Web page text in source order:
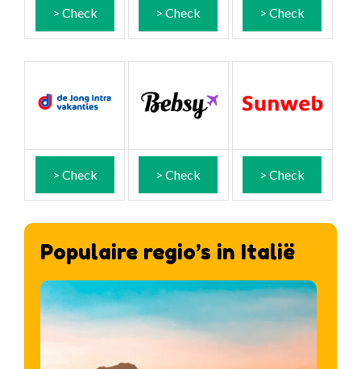
> Check > Check > Check
> Check > Check > Check
Populaire regio’s in Italië